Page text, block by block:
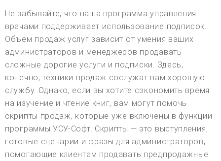
Не забывайте, что наша программа управления
врачами поддерживает использование подписок.
Объем продаж услуг зависит от умения ваших
администраторов и менеджеров продавать
сложные дорогие услуги и подписки. Здесь,
конечно, техники продаж сослужат вам хорошую
службу. Однако, если вы хотите сэкономить время
на изучение и чтение книг, вам могут помочь
скрипты продаж, которые уже включены в функции
программы УСУ-Софт. Скрипты — это выступления,
готовые сценарии и фразы для администраторов,
помогающие клиентам продавать предпродажные